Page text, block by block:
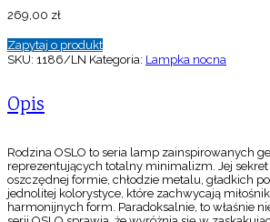
269,00 zł
Zapytaj o produkt
SKU: 1186/LN Kategoria: Lampka nocna
Opis
Rodzina OSLO to seria lamp zainspirowanych
reprezentujących totalny minimalizm. Jej
oszczędnej formie, chłodzie metalu, gładkich
jednolitej kolorystyce, które zachwycają
harmonijnych form. Paradoksalnie, to właśnie